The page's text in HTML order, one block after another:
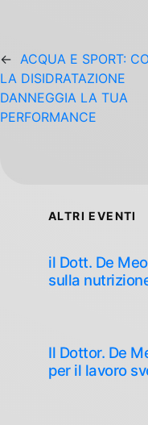
← ACQUA E SPORT:
LA DISIDRATAZIONE
DANNEGGIA LA TUA
PERFORMANCE
ALTRI EVENTI
il Dott. De
sulla
Il Dottor. De
per il lavoro